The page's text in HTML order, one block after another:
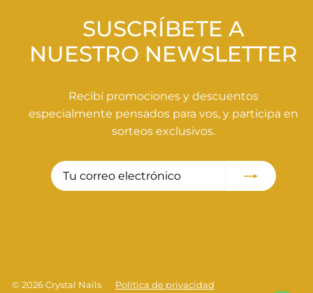
0
SUSCRÍBETE A
NUESTRO NEWSLETTER
Recibí promociones y descuentos
especialmente pensados para vos, y participa en
sorteos exclusivos.
Tu
Suscribir
© 2026 Crystal Nails Política de privacidad